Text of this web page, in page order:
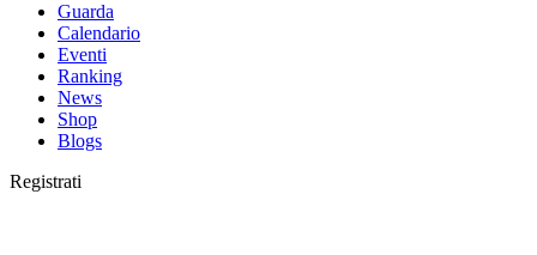
Guarda
Calendario
Eventi
Ranking
News
Shop
Blogs
Registrati